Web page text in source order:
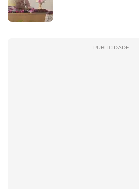
PUBLICIDADE